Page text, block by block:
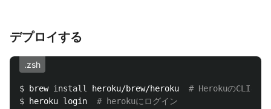
デプロイする
.zsh
$ brew install heroku/brew/heroku # HerokuのCLIをイ
$
heroku login # herokuにログイン